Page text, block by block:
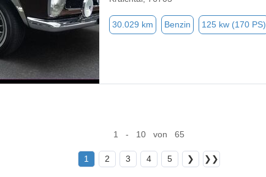
30.029 km Benzin 125 kw (170 PS)
1 - 10 von 65
1 2 3 4 5 ❯ ❯❯